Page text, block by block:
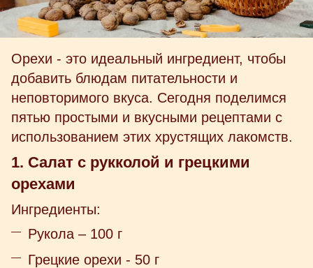
Орехи - это идеальный ингредиент, чтобы
добавить блюдам питательности и
неповторимого вкуса. Сегодня поделимся
пятью простыми и вкусными рецептами с
использованием этих хрустящих лакомств.
1. Салат с рукколой и грецкими
орехами
Ингредиенты:
Рукола – 100 г
Грецкие орехи - 50 г